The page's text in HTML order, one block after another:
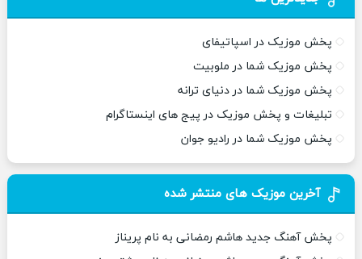
پخش موزیک در اسپاتیفای
پخش موزیک شما در ملوبیت
پخش موزیک شما در دنیای ترانه
تبلیغات و پخش موزیک در پیج های اینستاگرام
پخش موزیک شما در رادیو جوان
آخرین موزیک های منتشر شده
پخش آهنگ جدید هاشم رمضانی به نام پریناز